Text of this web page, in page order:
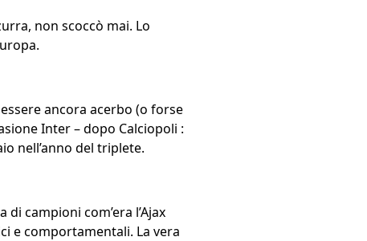
non scoccò mai. Lo
ancora acerbo (o forse
Inter – dopo Calciopoli :
nell’anno del triplete.
campioni com’era l’Ajax
e comportamentali. La vera